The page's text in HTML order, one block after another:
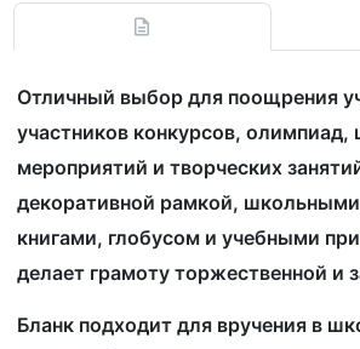
Отличный выбор для поощрения
участников конкурсов,
мероприятий и творческих
декоративной рамкой,
книгами, глобусом и учебными
делает грамоту торжественной и
Бланк подходит для вручения в